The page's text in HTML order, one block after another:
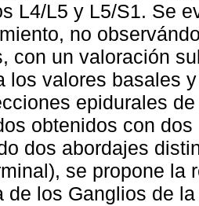
L4/L5 y L5/S1. Se
no
con un valoración
los valores basales
epidurales
obtenidos con
dos abordajes
se propone la
de los Ganglios de